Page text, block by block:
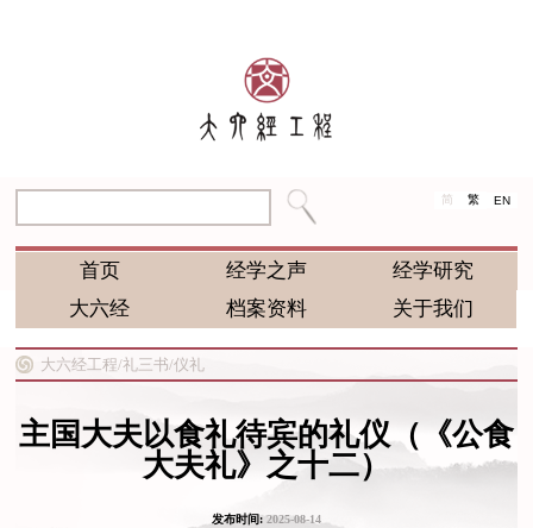
简 繁 EN
首页 经学之声
经学研究
大六经
档案资料 关于我们
大六经工程/礼三书/仪礼
主国大夫以食礼待宾的礼仪（《公食
大夫礼》之十二）
发布时间:2025-08-14